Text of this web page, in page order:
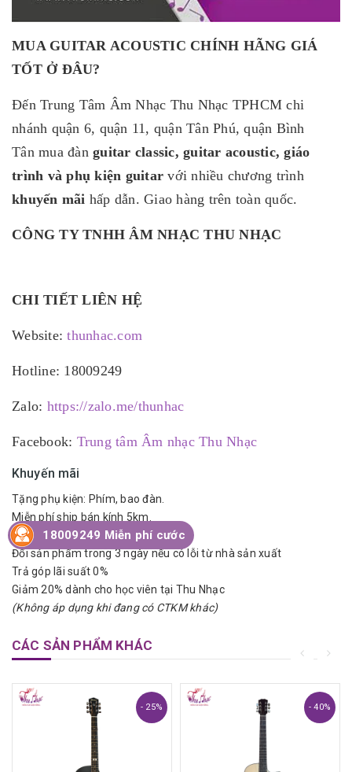
MUA GUITAR ACOUSTIC CHÍNH HÃNG GIÁ
TỐT Ở ĐÂU?
Đến Trung Tâm Âm Nhạc Thu Nhạc TPHCM chi
nhánh quận 6, quận 11, quận Tân Phú, quận Bình
Tân mua đàn guitar classic, guitar acoustic, giáo
trình và phụ kiện guitar với nhiều chương trình
khuyến mãi hấp dẫn. Giao hàng trên toàn quốc.
CÔNG TY TNHH ÂM NHẠC THU NHẠC
CHI TIẾT LIÊN HỆ
Website:thunhac.com
Hotline: 18009249
Zalo: https://zalo.me/thunhac
Facebook: Trung tâm Âm nhạc Thu Nhạc
Khuyến mãi
Tặng phụ kiện: Phím, bao đàn.
Miễn phí ship bán kính 5km.
Bảo hành 2 năm
Đổi sản phẩm trong 3 ngày nếu có lỗi từ nhà sản xuất
Trả góp lãi suất 0%
Giảm 20% dành cho học viên tại Thu Nhạc
(Không áp dụng khi đang có CTKM khác)
CÁC SẢN PHẨM KHÁC
- 25% - 40%
18009249 Miễn phí cước